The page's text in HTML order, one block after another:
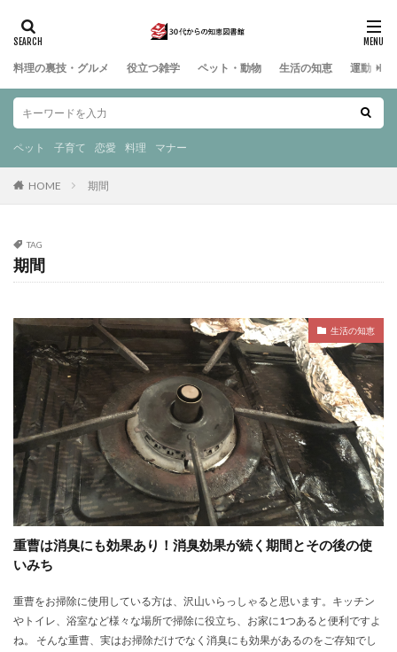
料理の裏技・グルメ 役立つ雑学 ペット・動物 生活の知恵 運動・ス
ペット 子育て 恋愛 料理 マナー
HOME 期間
TAG
期間
生活の知恵
重曹は消臭にも効果あり！消臭効果が続く期間とその後の使
いみち
重曹をお掃除に使用している方は、沢山いらっしゃると思います。キッチン
やトイレ、浴室など様々な場所で掃除に役立ち、お家に1つあると便利ですよ
ね。 そんな重曹、実はお掃除だけでなく消臭にも効果があるのをご存知でし